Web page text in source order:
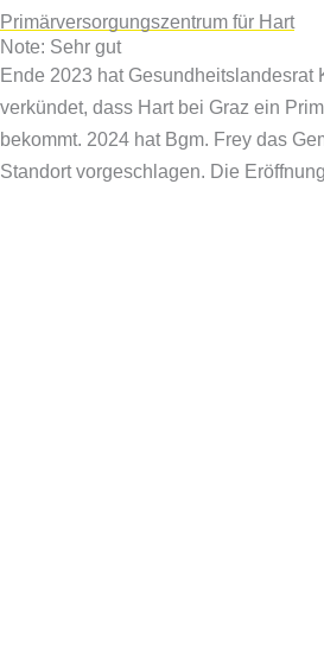
Primärversorgungszentrum für Hart
Note: Sehr gut
Ende 2023 hat Gesundheitslandesrat
verkündet, dass Hart bei Graz ein
bekommt. 2024 hat Bgm. Frey das
Standort vorgeschlagen. Die